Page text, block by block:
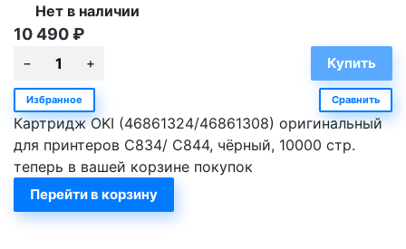
Нет в наличии
10 490₽
Избранное Сравнить
Картридж OKI (46861324/46861308) оригинальный
для принтеров C834/ C844, чёрный, 10000 стр.
теперь в вашей корзине покупок
Перейти в корзину